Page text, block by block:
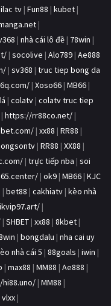
tv | Fun88 | kubet |
|
| nhà cái lô đề | 78win |
| socolive | Alo789 | Ae888
| sv368 | truc tiep bong da
| Xoso66 | MB66 |
| colatv | colatv truc tiep
| https://rr88co.net/ |
| xx88 | RR88 |
| RR88 | XX88 |
| trực tiếp nba | soi
| ok9 | MB66 | KJC
| bet88 | cakhiatv | kèo nhà
|
| SHBET | xx88 | 8kbet |
| bongdalu | nha cai uy
nhà cái 5 | 88goals | iwin |
| max88 | MM88 | Ae888 |
| MM88 |
|